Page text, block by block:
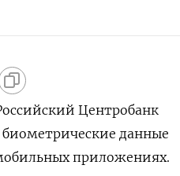
Центробанк
данные
приложениях.